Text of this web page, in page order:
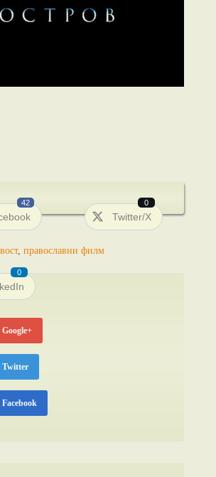
42
Twitter/X
0
0
, православни филм
Twitter